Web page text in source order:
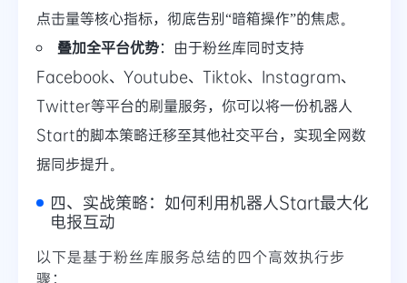
点击量等核心指标，彻底告别“暗箱操作”的焦虑。
叠加全平台优势：由于粉丝库同时支持
Facebook、Youtube、Tiktok、Instagram、
Twitter等平台的刷量服务，你可以将一份机器人
Start的脚本策略迁移至其他社交平台，实现全网数
据同步提升。
四、实战策略：如何利用机器人Start最大化
电报互动
以下是基于粉丝库服务总结的四个高效执行步
骤：